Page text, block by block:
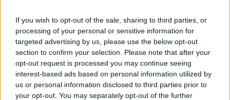
If you wish to opt-out of the sale, sharing to third parties, or
processing of your personal or sensitive information for
targeted advertising by us, please use the below opt-out
section to confirm your selection. Please note that after your
opt-out request is processed you may continue seeing
interest-based ads based on personal information utilized by
us or personal information disclosed to third parties prior to
your opt-out. You may separately opt-out of the further
Sara Sorribes, Karolina Pliskova, Irina-Camelia Begu et
Aoi Ito utilisent le Classement Protégé. En ce qui
concerne le tableau masculin, le cut se situe au 103e
rang, détenu par Van Assche, bien que l'absence
d'Alcaraz permette à Jan Choinski d'être également à